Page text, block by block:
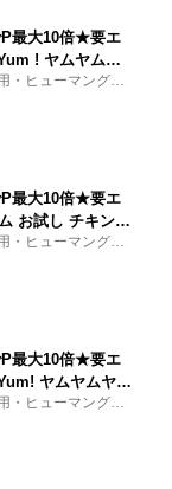
P最大10倍★要エ
! ヤムヤムヤ
タイプ (80g) ち
ドッグフード
・ヒューマングレ
材を使って、人間
のペットフード専
P最大10倍★要エ
お試し チキン
ヤムヤムヤム ド
犬 ドックフー
・ヒューマングレ
材を使って、人間
のペットフード専
P最大10倍★要エ
ヤムヤムヤム
×3) ちょこっと
ード ドライフ
・ヒューマングレ
材を使って、人間
のペットフード専